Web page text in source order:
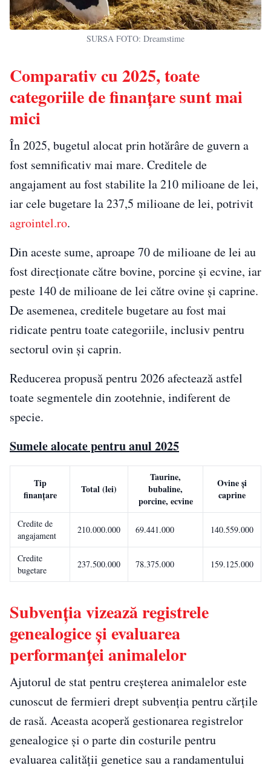
SURSA FOTO: Dreamstime
Comparativ cu 2025, toate
categoriile de finanțare sunt mai
mici
În 2025, bugetul alocat prin hotărâre de guvern a
fost semnificativ mai mare. Creditele de
angajament au fost stabilite la 210 milioane de lei,
iar cele bugetare la 237,5 milioane de lei, potrivit
agrointel.ro.
Din aceste sume, aproape 70 de milioane de lei au
fost direcționate către bovine, porcine și ecvine, iar
peste 140 de milioane de lei către ovine și caprine.
De asemenea, creditele bugetare au fost mai
ridicate pentru toate categoriile, inclusiv pentru
sectorul ovin și caprin.
Reducerea propusă pentru 2026 afectează astfel
toate segmentele din zootehnie, indiferent de
specie.
Sumele alocate pentru anul 2025
Tip
finanțare
Total (lei)
Taurine,
bubaline,
porcine, ecvine
Ovine și
caprine
Credite de
angajament
210.000.000 69.441.000 140.559.000
Credite
bugetare
237.500.000 78.375.000 159.125.000
Subvenția vizează registrele
genealogice și evaluarea
performanței animalelor
Ajutorul de stat pentru creșterea animalelor este
cunoscut de fermieri drept subvenția pentru cărțile
de rasă. Aceasta acoperă gestionarea registrelor
genealogice și o parte din costurile pentru
evaluarea calității genetice sau a randamentului